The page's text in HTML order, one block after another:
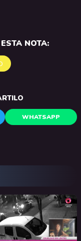
NOTA:
WHATSAPP